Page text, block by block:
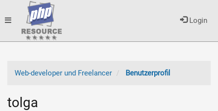
Login
Toggle
Web-developer und Freelancer
Benutzerprofil
tolga